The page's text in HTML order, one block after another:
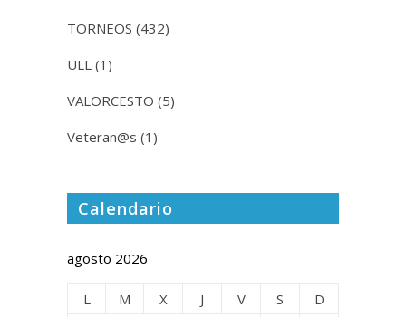
TORNEOS (432)
ULL (1)
VALORCESTO (5)
Veteran@s (1)
Calendario
agosto 2026
L M X J V S
D